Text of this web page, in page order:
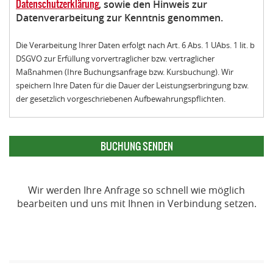
Datenschutzerklärung, sowie den Hinweis zur
Datenverarbeitung zur Kenntnis genommen.
Die Verarbeitung Ihrer Daten erfolgt nach Art. 6 Abs. 1 UAbs. 1 lit. b
DSGVO zur Erfüllung vorvertraglicher bzw. vertraglicher
Maßnahmen (Ihre Buchungsanfrage bzw. Kursbuchung). Wir
speichern Ihre Daten für die Dauer der Leistungserbringung bzw.
der gesetzlich vorgeschriebenen Aufbewahrungspflichten.
Wir werden Ihre Anfrage so schnell wie möglich
bearbeiten und uns mit Ihnen in Verbindung setzen.